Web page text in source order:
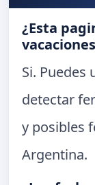
¿Esta
Si. Puedes
detectar
y posibles
Argentina.